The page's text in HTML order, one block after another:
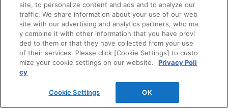
図面（PDF）
申請関係認定書類
施工・取扱説明書
site, to personalize content and ads and to analyze our
traffic. We share information about your use of our web
site with our advertising and analytics partners, who ma
y combine it with other information that you have provi
ded to them or that they have collected from your use
of their services. Please click [Cookie Settings] to custo
mize your cookie settings on our website.
Privacy Poli
cy
Cookie Settings OK